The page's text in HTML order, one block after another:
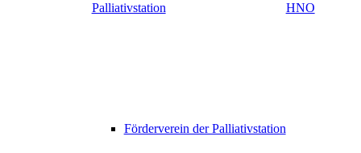
Palliativstation
Förderverein der Palliativstation
HNO